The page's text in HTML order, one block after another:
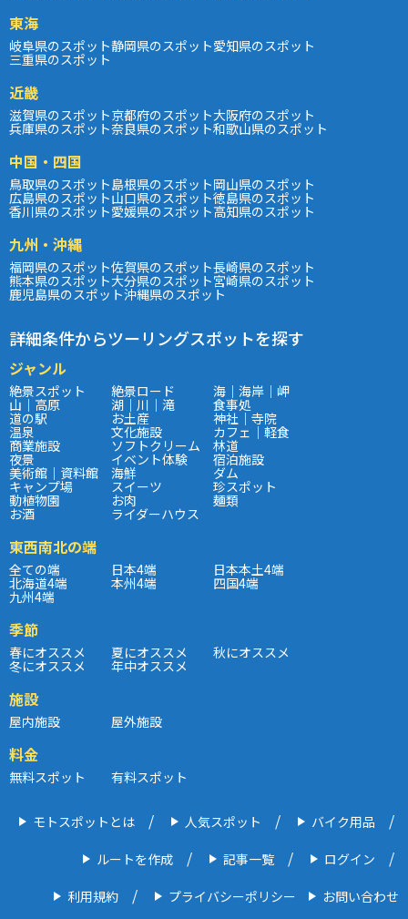
東海
岐阜県のスポット静岡県のスポット愛知県のスポット
三重県のスポット
近畿
滋賀県のスポット京都府のスポット大阪府のスポット
兵庫県のスポット奈良県のスポット和歌山県のスポット
中国・四国
鳥取県のスポット島根県のスポット岡山県のスポット
広島県のスポット山口県のスポット徳島県のスポット
香川県のスポット愛媛県のスポット高知県のスポット
九州・沖縄
福岡県のスポット佐賀県のスポット長崎県のスポット
熊本県のスポット大分県のスポット宮崎県のスポット
鹿児島県のスポット沖縄県のスポット
詳細条件からツーリングスポットを探す
ジャンル
絶景スポット 絶景ロード 海｜海岸｜岬
山｜高原 湖｜川｜滝 食事処
道の駅 お土産 神社｜寺院
温泉 文化施設 カフェ｜軽食
商業施設 ソフトクリーム 林道
夜景 イベント体験 宿泊施設
美術館｜資料館 海鮮 ダム
キャンプ場 スイーツ 珍スポット
動植物園 お肉 麺類
お酒 ライダーハウス
東西南北の端
全ての端 日本4端 日本本土4端
北海道4端 本州4端 四国4端
九州4端
季節
春にオススメ 夏にオススメ 秋にオススメ
冬にオススメ 年中オススメ
施設
屋内施設 屋外施設
料金
無料スポット 有料スポット
モトスポットとは 人気スポット バイク用品
ルートを作成 記事一覧 ログイン
利用規約 プライバシーポリシー お問い合わせ